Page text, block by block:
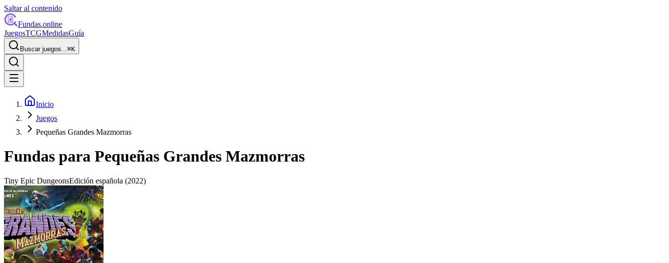
Saltar al contenido
Fundas.online
JuegosTCGMedidasGuía
Buscar juegos...⌘K
Inicio
Juegos
Pequeñas Grandes Mazmorras
Fundas para Pequeñas Grandes Mazmorras
Tiny Epic DungeonsEdición española (2022)